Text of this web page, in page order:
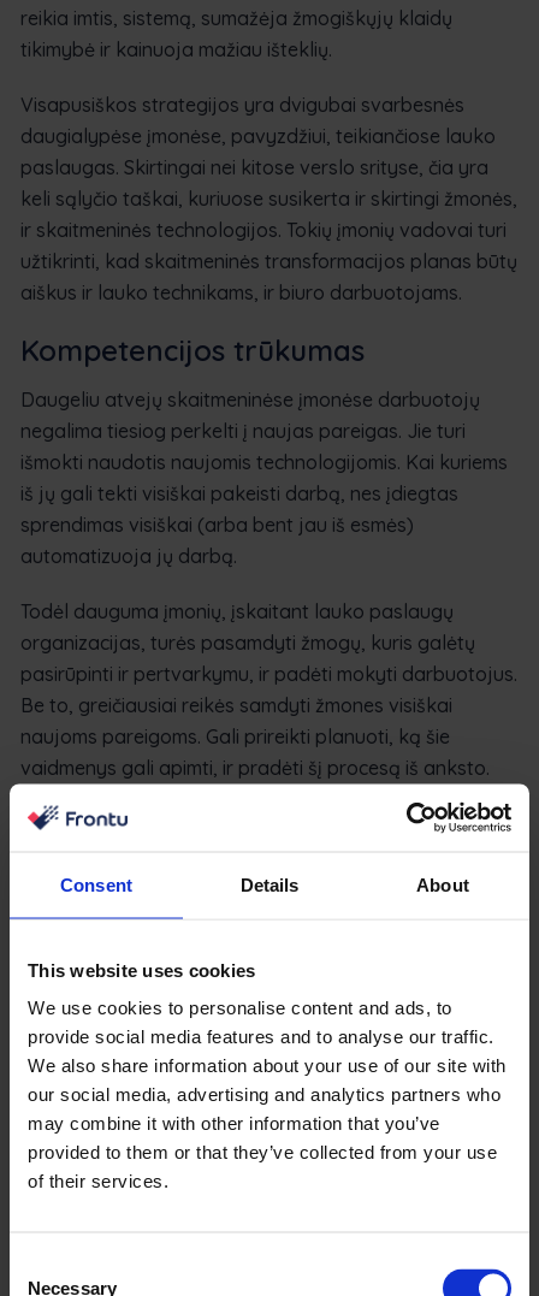
Consent Details About
This website uses cookies
We use cookies to personalise content and ads, to
provide social media features and to analyse our traffic.
We also share information about your use of our site with
our social media, advertising and analytics partners who
may combine it with other information that you’ve
provided to them or that they’ve collected from your use
of their services.
Necessary
reikia imtis, sistemą, sumažėja žmogiškųjų klaidų
tikimybė ir kainuoja mažiau išteklių.
Visapusiškos strategijos yra dvigubai svarbesnės
daugialypėse įmonėse, pavyzdžiui, teikiančiose lauko
paslaugas. Skirtingai nei kitose verslo srityse, čia yra
keli sąlyčio taškai, kuriuose susikerta ir skirtingi žmonės,
ir skaitmeninės technologijos. Tokių įmonių vadovai turi
užtikrinti, kad skaitmeninės transformacijos planas būtų
aiškus ir lauko technikams, ir biuro darbuotojams.
Kompetencijos trūkumas
Daugeliu atvejų skaitmeninėse įmonėse darbuotojų
negalima tiesiog perkelti į naujas pareigas. Jie turi
išmokti naudotis naujomis technologijomis. Kai kuriems
iš jų gali tekti visiškai pakeisti darbą, nes įdiegtas
sprendimas visiškai (arba bent jau iš esmės)
automatizuoja jų darbą.
Todėl dauguma įmonių, įskaitant lauko paslaugų
organizacijas, turės pasamdyti žmogų, kuris galėtų
pasirūpinti ir pertvarkymu, ir padėti mokyti darbuotojus.
Be to, greičiausiai reikės samdyti žmones visiškai
naujoms pareigoms. Gali prireikti planuoti, ką šie
vaidmenys gali apimti, ir pradėti šį procesą iš anksto.
Sustingusios struktūros
Lauko paslaugų ir kitose įmonėse paprastai taikomos
aptarnavimo vietoje inžinieriams. Tačiau norint
visapusiškai pasinaudoti skaitmeninės transformacijos
privalumais, gali prireikti visiškai permąstyti įmonės
struktūras.
Įmonėms pereinant prie skaitmeninių technologijų,
panaudojant nestruktūrizuotų duomenų įžvalgas ir
bandant pasinaudoti mašininio mokymosi privalumais,